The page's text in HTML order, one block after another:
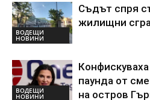
ВОДЕЩИ
НОВИНИ
Съдът спря
жилищни
ВОДЕЩИ
НОВИНИ
паунда от
на остров